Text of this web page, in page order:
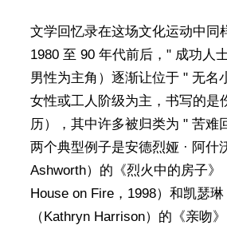
文学回忆录在这场文化运动中同
1980 至 90 年代前后，" 成功人
男性为主角）逐渐让位于 " 无名
女性或工人阶级为主，书写的是
历），其中许多被归类为 " 苦难
两个典型例子是安德烈娅 · 阿什
Ashworth）的《烈火中的房子》
House on Fire，1998）和凯瑟琳
（Kathryn Harrison）的《亲吻